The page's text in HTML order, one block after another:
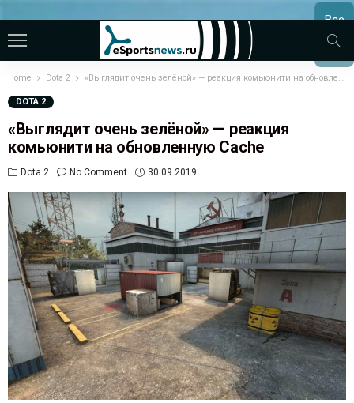
Все
МАТЧИ
Home Dota 2 «Выглядит очень зелёной» — реакция комьюнити на обновленную Cache
DOTA 2
«Выглядит очень зелёной» — реакция
комьюнити на обновленную Cache
Dota 2 No Comment 30.09.2019